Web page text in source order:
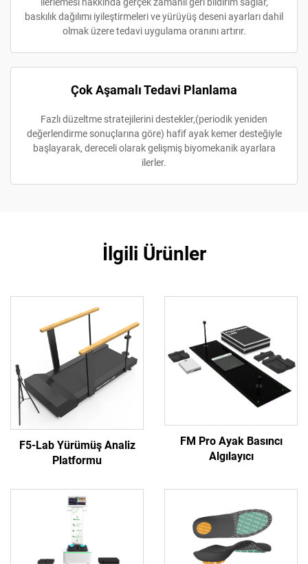
baskılık dağılımı iyileştirmeleri ve yürüyüş deseni ayarları dahil
olmak üzere tedavi uygulama oranını artırır.
Çok Aşamalı Tedavi Planlama
Fazlı düzeltme stratejilerini destekler,(periodik yeniden
değerlendirme sonuçlarına göre) hafif ayak kemer desteğiyle
başlayarak, dereceli olarak gelişmiş biyomekanik ayarlara
ilerler.
İlgili Ürünler
F5-Lab Yürümüş Analiz
Platformu
FM Pro Ayak Basıncı
Algılayıcı